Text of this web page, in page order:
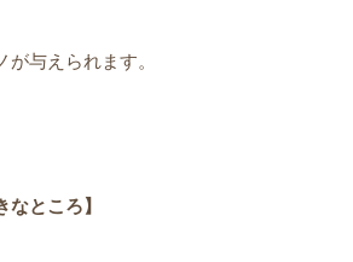
与えられます。
なところ】